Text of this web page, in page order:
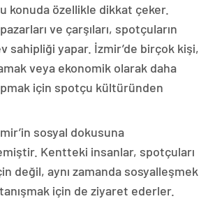
konuda özellikle dikkat çeker.
ve çarşıları, spotçuların
sahipliği yapar. İzmir’de birçok kişi,
veya ekonomik olarak daha
için spotçu kültüründen
sosyal dokusuna
Kentteki insanlar, spotçuları
değil, aynı zamanda sosyalleşmek
için de ziyaret ederler.